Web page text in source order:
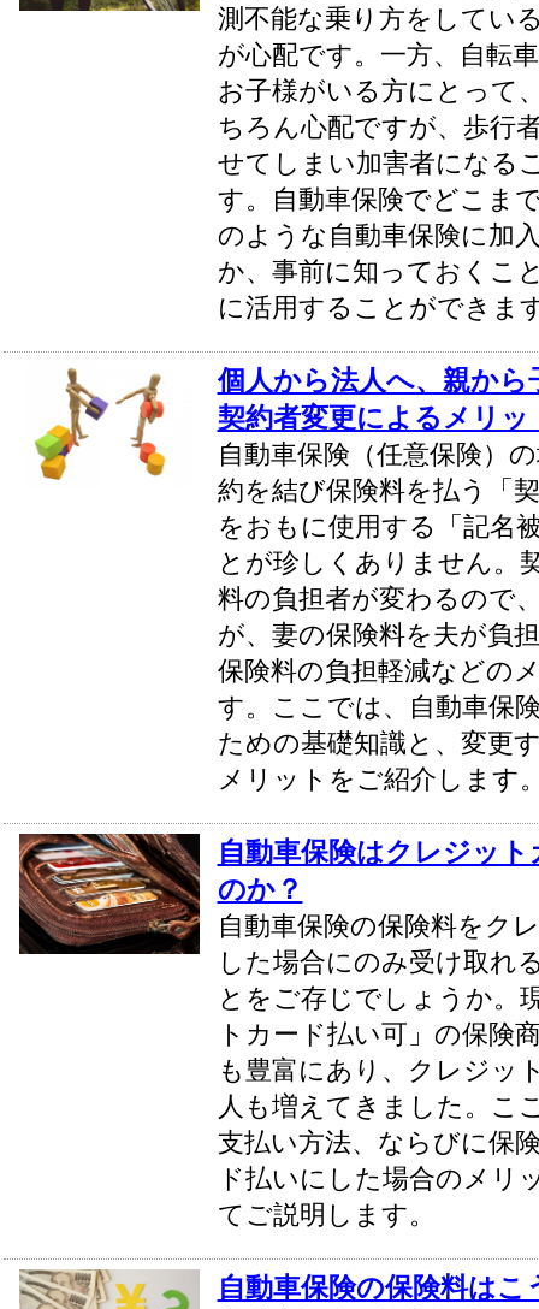
測不能な乗り方をしてい
が心配です。一方、自転
お子様がいる方にとって
ちろん心配ですが、歩行
せてしまい加害者になる
す。自動車保険でどこま
のような自動車保険に加
か、事前に知っておくこ
に活用することができま
個人から法人へ、親から
契約者変更によるメリッ
自動車保険（任意保険）
約を結び保険料を払う「
をおもに使用する「記名
とが珍しくありません。
料の負担者が変わるので
が、妻の保険料を夫が負
保険料の負担軽減などの
す。ここでは、自動車保
ための基礎知識と、変更
メリットをご紹介します
自動車保険はクレジッ
のか？
自動車保険の保険料をク
した場合にのみ受け取れ
とをご存じでしょうか。
トカード払い可」の保険
も豊富にあり、クレジッ
人も増えてきました。こ
支払い方法、ならびに保
ド払いにした場合のメリ
てご説明します。
自動車保険の保険料はこ